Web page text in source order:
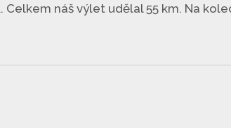
náš výlet udělal 55 km. Na